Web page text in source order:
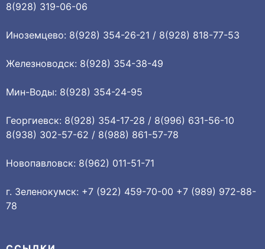
8(928) 319-06-06
Иноземцево: 8(928) 354-26-21 / 8(928) 818-77-53
Железноводск: 8(928) 354-38-49
Мин-Воды: 8(928) 354-24-95
Георгиевск: 8(928) 354-17-28 / 8(996) 631-56-10
8(938) 302-57-62 / 8(988) 861-57-78
Новопавловск: 8(962) 011-51-71
г. Зеленокумск: +7 (922) 459-70-00 +7 (989) 972-88-
78